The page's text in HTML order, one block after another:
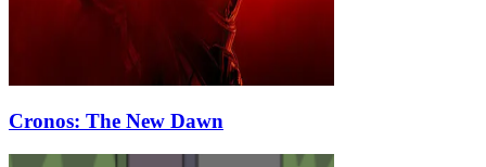
Cronos: The New Dawn